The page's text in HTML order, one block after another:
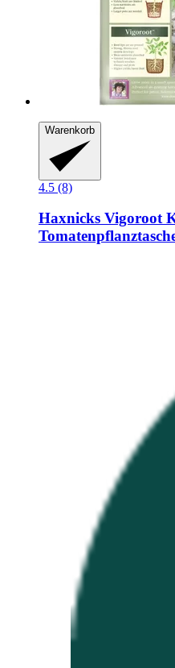
Warenkorb
4.5 (8)
Haxnicks Vigoroot